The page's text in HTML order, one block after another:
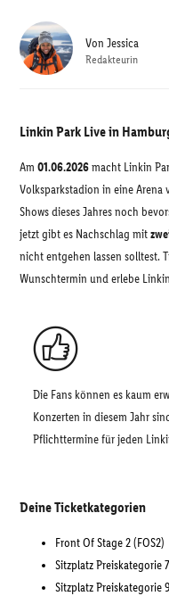
Linkin Park Live in
Am 01.06.2026macht Linkin
Volksparkstadion in eine
Shows dieses Jahres noch
jetzt gibt es Nachschlag mit
nicht entgehen lassen solltest.
Wunschtermin und erlebe
Die Fans können es kaum
Konzerten in diesem Jahr
Pflichttermine für jeden
Deine Ticketkategorien
Front Of Stage 2 (FOS2)
Sitzplatz Preiskategorie
Sitzplatz Preiskategorie
Von Jessica
Redakteurin